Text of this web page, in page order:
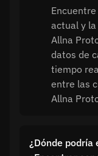
actual y
Allna
datos de
tiempo
entre las
Allna
¿Dónde podría